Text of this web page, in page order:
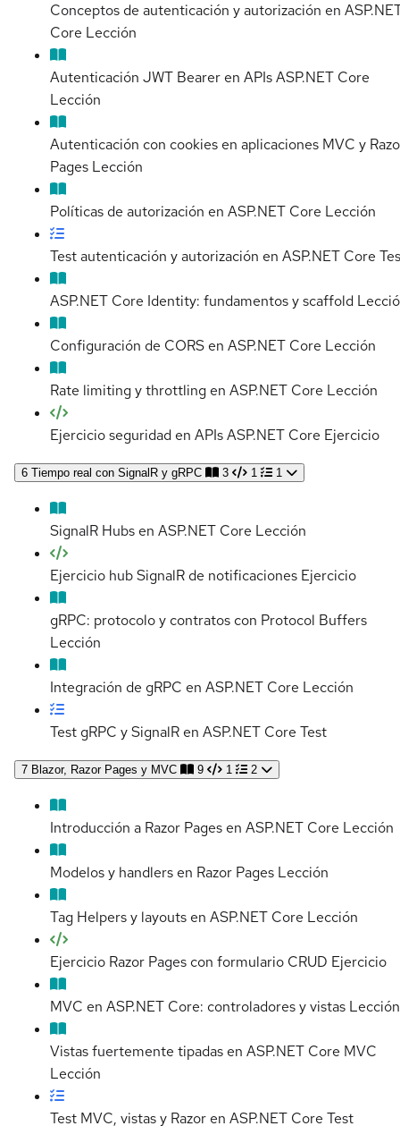
Conceptos de autenticación y autorización en
Core Lección
Autenticación JWT Bearer en APIs ASP.NET Core
Lección
Autenticación con cookies en aplicaciones MVC y
Pages Lección
Políticas de autorización en ASP.NET Core Lección
Test autenticación y autorización en ASP.NET Core
ASP.NET Core Identity: fundamentos y scaffold
Configuración de CORS en ASP.NET Core Lección
Rate limiting y throttling en ASP.NET Core Lección
Ejercicio seguridad en APIs ASP.NET Core Ejercicio
6 Tiempo real con SignalR y gRPC 3 1 1
SignalR Hubs en ASP.NET Core Lección
Ejercicio hub SignalR de notificaciones Ejercicio
gRPC: protocolo y contratos con Protocol Buffers
Lección
Integración de gRPC en ASP.NET Core Lección
Test gRPC y SignalR en ASP.NET Core Test
7 Blazor, Razor Pages y MVC 9 1 2
Introducción a Razor Pages en ASP.NET Core Lección
Modelos y handlers en Razor Pages Lección
Tag Helpers y layouts en ASP.NET Core Lección
Ejercicio Razor Pages con formulario CRUD Ejercicio
MVC en ASP.NET Core: controladores y vistas Lección
Vistas fuertemente tipadas en ASP.NET Core MVC
Lección
Test MVC, vistas y Razor en ASP.NET Core Test